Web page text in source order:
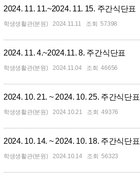
2024. 11. 11.~2024. 11. 15. 주간식단표
학생생활관(분원) 2024.11.11 57398
2024. 11. 4.~2024.11. 8. 주간식단표
학생생활관(분원) 2024.11.04 46656
2024. 10. 21. ~ 2024. 10. 25. 주간식단표
학생생활관(분원) 2024.10.21 49376
2024. 10. 14. ~ 2024. 10. 18. 주간식단표
학생생활관(분원) 2024.10.14 56323